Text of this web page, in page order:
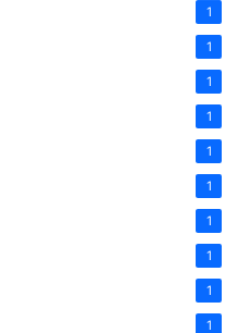
1
1
1
1
1
1
1
1
1
1